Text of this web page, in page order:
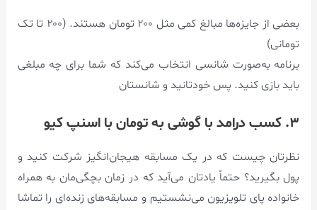
بعضی از جایزه‌ها مبالغ کمی مثل ۲۰۰ تومان هستند. (۲۰۰ تا تک
تومانی)
برنامه به‌صورت شانسی انتخاب می‌کند که شما برای چه مبلغی
باید بازی کنید. پس خودتانید و شانستان
۳. کسب درامد با گوشی به تومان با اسنپ کیو
نظرتان چیست که در یک مسابقه هیجان‌انگیز شرکت کنید و
پول بگیرید؟ حتماً یادتان می‌آید که در زمان بچگی‌مان به همراه
خانواده پای تلویزیون می‌نشستیم و مسابقه‌های زنده‌ای را تماشا